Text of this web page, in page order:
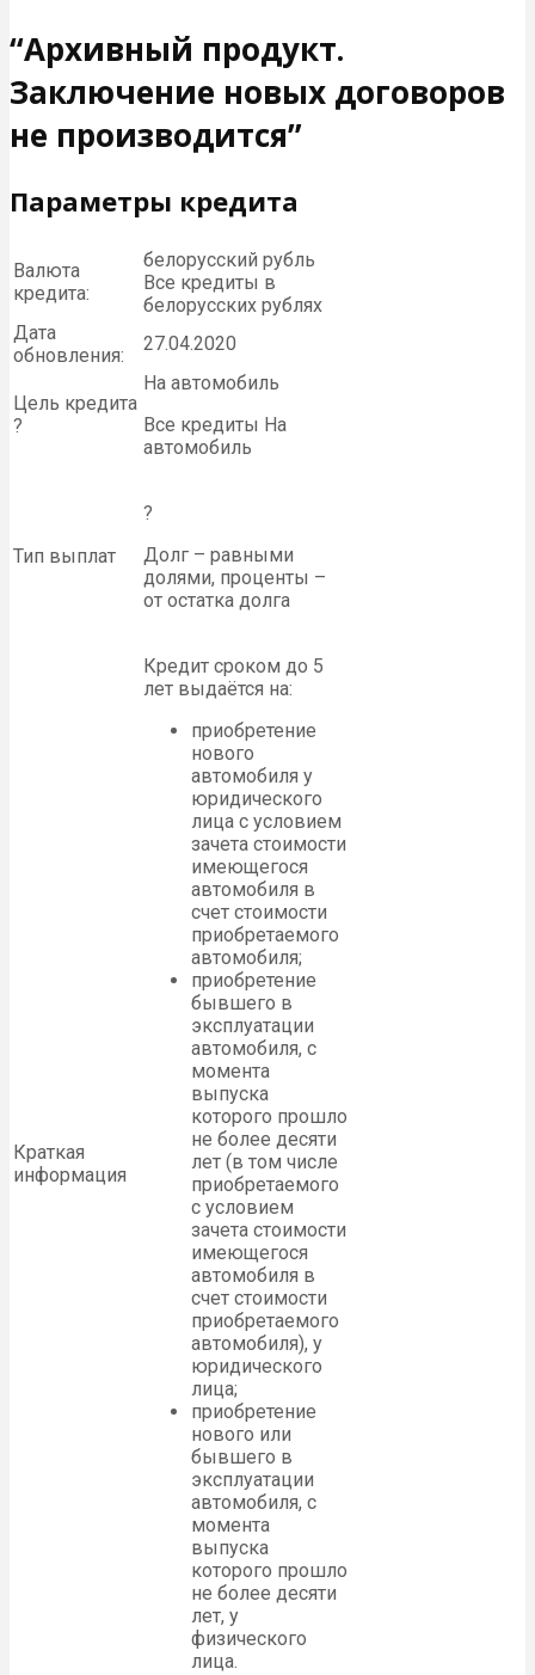
“Архивный продукт.
Заключение новых договоров
не производится”
Параметры кредита
Валюта
кредита:
белорусский рубль
Все кредиты в
белорусских рублях
Дата
обновления:
27.04.2020
Цель кредита
?
На автомобиль
Все кредиты На
автомобиль
Тип выплат
?
Долг – равными
долями, проценты –
от остатка долга
Краткая
информация
Кредит сроком до 5
лет выдаётся на:
приобретение
нового
автомобиля у
юридического
лица с условием
зачета стоимости
имеющегося
автомобиля в
счет стоимости
приобретаемого
автомобиля;
приобретение
бывшего в
эксплуатации
автомобиля, с
момента
выпуска
которого прошло
не более десяти
лет (в том числе
приобретаемого
с условием
зачета стоимости
имеющегося
автомобиля в
счет стоимости
приобретаемого
автомобиля), у
юридического
лица;
приобретение
нового или
бывшего в
эксплуатации
автомобиля, с
момента
выпуска
которого прошло
не более десяти
лет, у
физического
лица.